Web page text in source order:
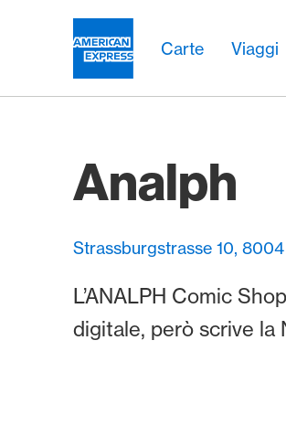
Carte Viaggi
Analph
Strassburgstrasse 10,
L’ANALPH Comic
digitale, però scrive la